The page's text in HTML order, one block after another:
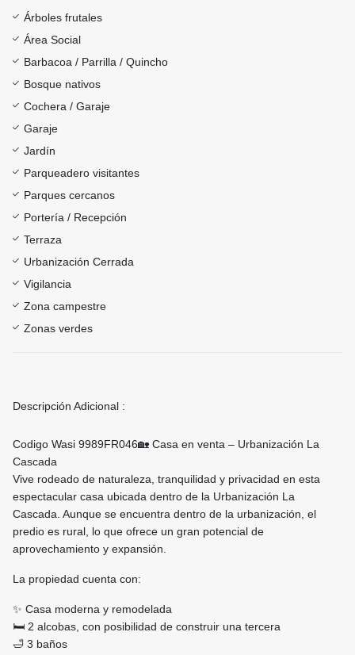
Árboles frutales
Área Social
Barbacoa / Parrilla / Quincho
Bosque nativos
Cochera / Garaje
Garaje
Jardín
Parqueadero visitantes
Parques cercanos
Portería / Recepción
Terraza
Urbanización Cerrada
Vigilancia
Zona campestre
Zonas verdes
Descripción Adicional :
Codigo Wasi 9989FR046🏡 Casa en venta – Urbanización La
Cascada
Vive rodeado de naturaleza, tranquilidad y privacidad en esta
espectacular casa ubicada dentro de la Urbanización La
Cascada. Aunque se encuentra dentro de la urbanización, el
predio es rural, lo que ofrece un gran potencial de
aprovechamiento y expansión.
La propiedad cuenta con:
✨ Casa moderna y remodelada
🛏️ 2 alcobas, con posibilidad de construir una tercera
🛁 3 baños